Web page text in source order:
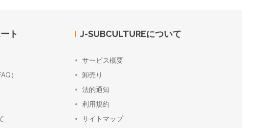
ト
）
J-SUBCULTUREについて
サービス概要
卸売り
法的通知
利用規約
サイトマップ